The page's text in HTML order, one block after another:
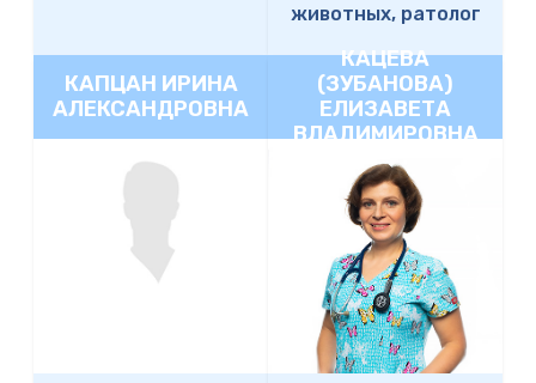
животных, ратолог
КАПЦАН ИРИНА
АЛЕКСАНДРОВНА
КАЦЕВА
(ЗУБАНОВА)
ЕЛИЗАВЕТА
ВЛАДИМИРОВНА